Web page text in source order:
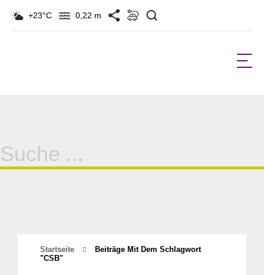
+23°C 0,22 m
Suche
für:
Startseite
Beiträge Mit Dem Schlagwort
"CSB"